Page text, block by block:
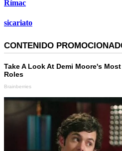
Rímac
sicariato